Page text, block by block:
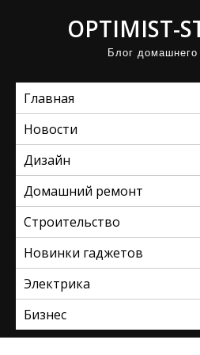
OPTIMIST-
Блог
Главная
Новости
Дизайн
Домашний ремонт
Строительство
Новинки гаджетов
Электрика
Бизнес